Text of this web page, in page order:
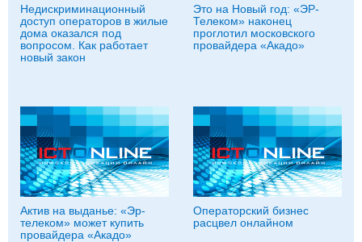
Недискриминационный
доступ операторов в жилые
дома оказался под
вопросом. Как работает
новый закон
Это на Новый год: «ЭР-
Телеком» наконец
проглотил московского
провайдера «Акадо»
Актив на выданье: «Эр-
телеком» может купить
провайдера «Акадо»
Операторский бизнес
расцвел онлайном